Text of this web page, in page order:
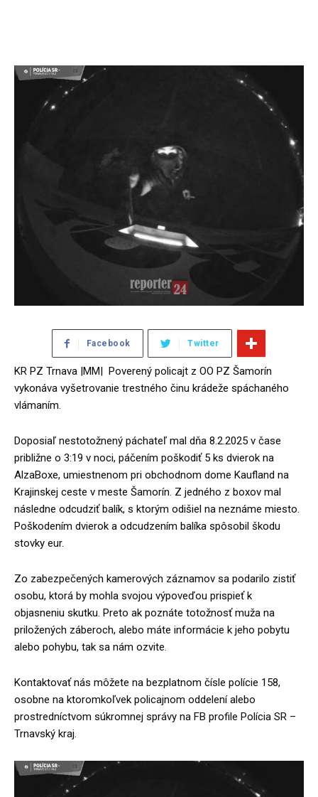
Facebook Twitter
KR PZ Trnava |MM| Poverený policajt z OO PZ Šamorín
vykonáva vyšetrovanie trestného činu krádeže spáchaného
vlámaním.
Doposiaľ nestotožnený páchateľ mal dňa 8.2.2025 v čase
približne o 3:19 v noci, páčením poškodiť 5 ks dvierok na
AlzaBoxe, umiestnenom pri obchodnom dome Kaufland na
Krajinskej ceste v meste Šamorín. Z jedného z boxov mal
následne odcudziť balík, s ktorým odišiel na neznáme miesto.
Poškodením dvierok a odcudzením balíka spôsobil škodu
stovky eur.
Zo zabezpečených kamerových záznamov sa podarilo zistiť
osobu, ktorá by mohla svojou výpoveďou prispieť k
objasneniu skutku. Preto ak poznáte totožnosť muža na
priložených záberoch, alebo máte informácie k jeho pobytu
alebo pohybu, tak sa nám ozvite.
Kontaktovať nás môžete na bezplatnom čísle polície 158,
osobne na ktoromkoľvek policajnom oddelení alebo
prostredníctvom súkromnej správy na FB profile Polícia SR –
Trnavský kraj.